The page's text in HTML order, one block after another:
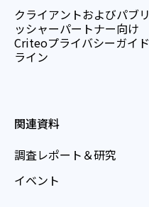
クライアントおよびパブリ
ッシャーパートナー向け
Criteoプライバシーガイド
ライン
関連資料
調査レポート＆研究
イベント